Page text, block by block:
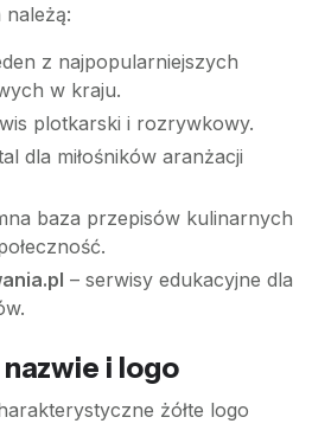
z najpopularniejszych
w kraju.
plotkarski i rozrywkowy.
dla miłośników aranżacji
baza przepisów kulinarnych
– serwisy edukacyjne dla
i logo
żółte logo